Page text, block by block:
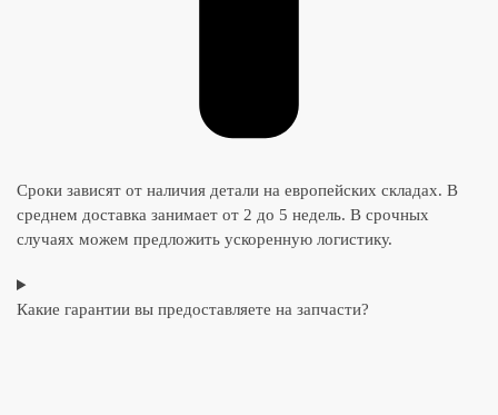
Сроки зависят от наличия детали на европейских складах. В
среднем доставка занимает от 2 до 5 недель. В срочных
случаях можем предложить ускоренную логистику.
Какие гарантии вы предоставляете на запчасти?